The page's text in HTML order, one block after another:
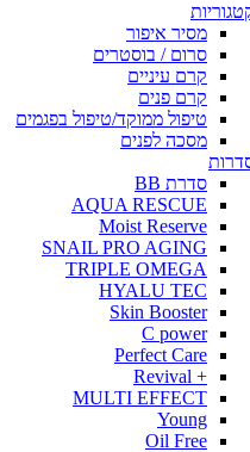
מסיר איפור
סרום / בוסטרים
קרם עיניים
קרם פנים
טיפול ממוקד/טיפול בפגמים
מסכה לפנים
סדרת BB
AQUA RESCUE
Moist Reserve
SNAIL PRO AGING
TRIPLE OMEGA
HYALU TEC
Skin Booster
C power
Perfect Care
+ Revival
MULTI EFFECT
Young
Oil Free